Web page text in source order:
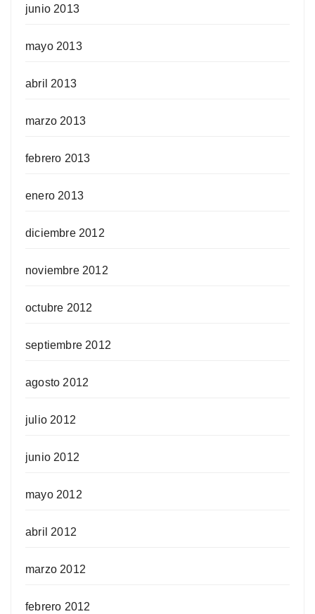
junio 2013
mayo 2013
abril 2013
marzo 2013
febrero 2013
enero 2013
diciembre 2012
noviembre 2012
octubre 2012
septiembre 2012
agosto 2012
julio 2012
junio 2012
mayo 2012
abril 2012
marzo 2012
febrero 2012